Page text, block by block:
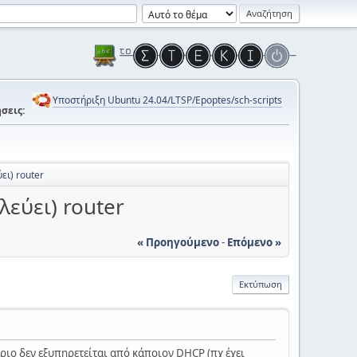
Υποστήριξη Ubuntu 24.04/LTSP/Epoptes/sch-scripts
router
router
« Προηγούμενο- Επόμενο »
Εκτύπωση
δεν εξυπηρετείται από κάποιον DHCP (πχ έχει